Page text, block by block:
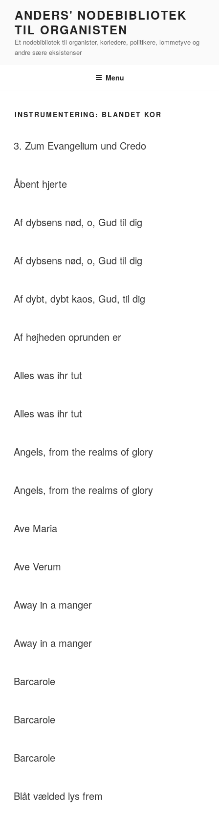
indhold
ANDERS' NODEBIBLIOTEK
TIL ORGANISTEN
Et nodebibliotek til organister, korledere, politikere, lommetyve og
andre sære eksistenser
Menu
INSTRUMENTERING: BLANDET KOR
3. Zum Evangelium und Credo
Åbent hjerte
Af dybsens nød, o, Gud til dig
Af dybsens nød, o, Gud til dig
Af dybt, dybt kaos, Gud, til dig
Af højheden oprunden er
Alles was ihr tut
Alles was ihr tut
Angels, from the realms of glory
Angels, from the realms of glory
Ave Maria
Ave Verum
Away in a manger
Away in a manger
Barcarole
Barcarole
Barcarole
Blåt vælded lys frem